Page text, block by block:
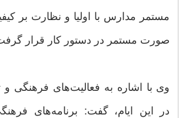
مستمر مدارس با اولیا و نظارت بر
صورت مستمر در دستور کار قرار
وی با اشاره به فعالیت‌های فرهنگی و
در این ایام، گفت: برنامه‌های